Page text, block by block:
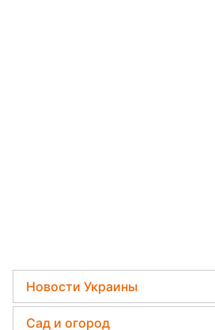
Новости Украины
Пенсии в Украине
Сад и огород